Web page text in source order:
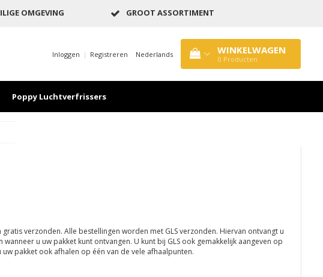
OMGEVING GROOT ASSORTIMENT
Inloggen | Registreren Nederlands WINKELWAGEN
0 Producten
Poppy Luchtverfrissers
verzonden. Alle bestellingen worden met GLS verzonden. Hiervan ontvangt u
u uw pakket kunt ontvangen. U kunt bij GLS ook gemakkelijk aangeven op
pakket ook afhalen op één van de vele afhaalpunten.